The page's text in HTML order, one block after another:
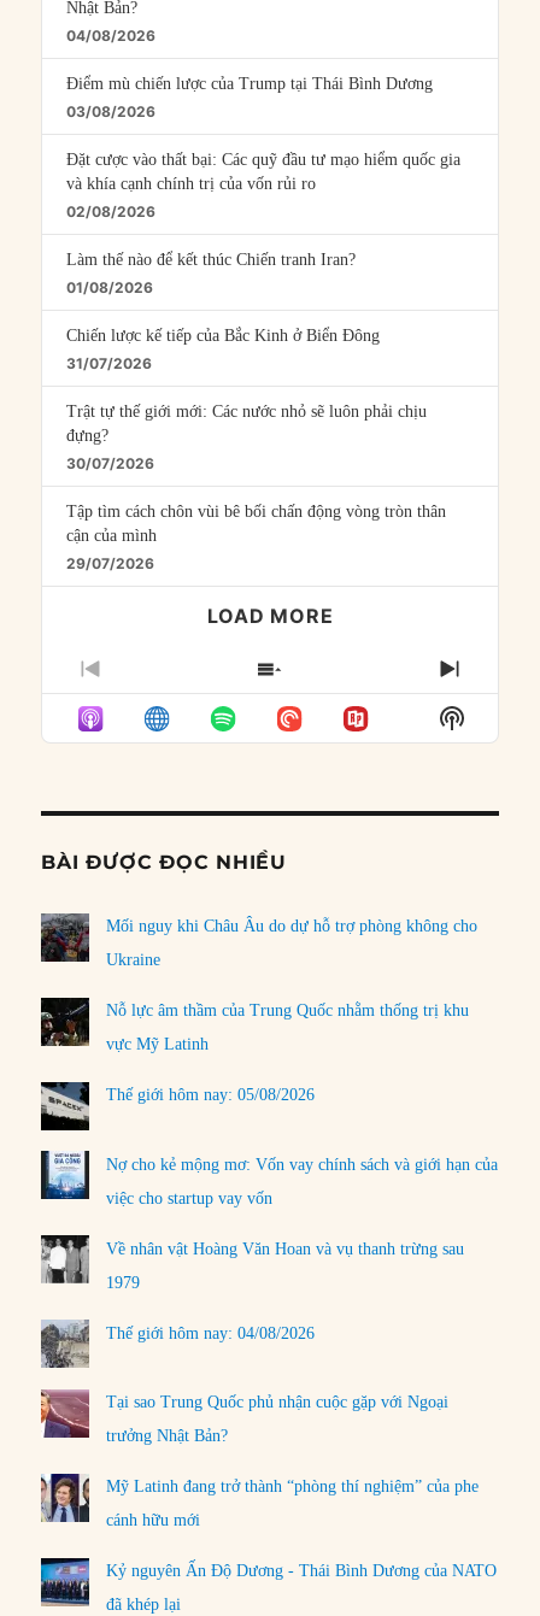
Nhật Bản?
04/08/2026
Điểm mù chiến lược của Trump tại Thái Bình Dương
03/08/2026
Đặt cược vào thất bại: Các quỹ đầu tư mạo hiểm quốc gia
và khía cạnh chính trị của vốn rủi ro
02/08/2026
Làm thế nào để kết thúc Chiến tranh Iran?
01/08/2026
Chiến lược kế tiếp của Bắc Kinh ở Biển Đông
31/07/2026
Trật tự thế giới mới: Các nước nhỏ sẽ luôn phải chịu
đựng?
30/07/2026
Tập tìm cách chôn vùi bê bối chấn động vòng tròn thân
cận của mình
29/07/2026
LOAD MORE
PREVIOUS
EPISODE
SHOW
EPISODES
LIST
NEXT
Show
Podcast
BÀI ĐƯỢC ĐỌC NHIỀU
Mối nguy khi Châu Âu do dự hỗ trợ phòng không cho
Ukraine
Nỗ lực âm thầm của Trung Quốc nhằm thống trị khu
vực Mỹ Latinh
Thế giới hôm nay: 05/08/2026
Nợ cho kẻ mộng mơ: Vốn vay chính sách và giới hạn của
việc cho startup vay vốn
Về nhân vật Hoàng Văn Hoan và vụ thanh trừng sau
1979
Thế giới hôm nay: 04/08/2026
Tại sao Trung Quốc phủ nhận cuộc gặp với Ngoại
trưởng Nhật Bản?
Mỹ Latinh đang trở thành “phòng thí nghiệm” của phe
cánh hữu mới
Kỷ nguyên Ấn Độ Dương - Thái Bình Dương của NATO
đã khép lại